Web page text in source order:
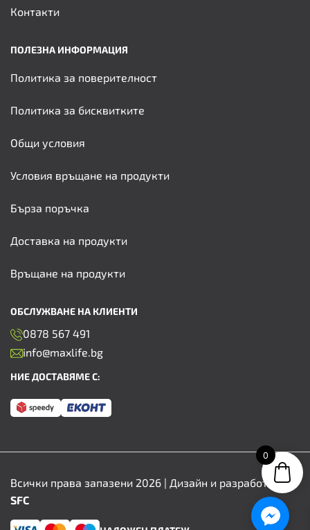
Контакти
ПОЛЕЗНА ИНФОРМАЦИЯ
Политика за поверителност
Политика за бисквитките
Общи условия
Условия връщане на продукти
Бърза поръчка
Доставка на продукти
Връщане на продукти
ОБСЛУЖВАНЕ НА КЛИЕНТИ
0878 567 491
info@maxlife.bg
НИЕ ДОСТАВЯМЕ С:
Всички права запазени 2026 | Дизайн и разработка от
SFC
0